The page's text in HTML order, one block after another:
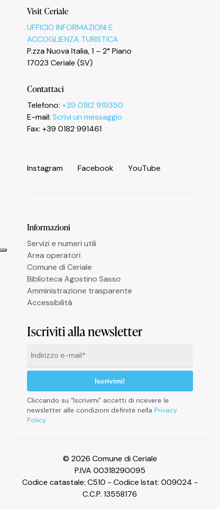
Visit Ceriale
UFFICIO INFORMAZIONI E
ACCOGLIENZA TURISTICA
P.zza Nuova Italia, 1 – 2° Piano
17023 Ceriale (SV)
Contattaci
Telefono: +39 0182 919350
E-mail: Scrivi un messaggio
Fax: +39 0182 991461
Instagram Facebook YouTube
Informazioni
Servizi e numeri utili
Area operatori
Comune di Ceriale
Biblioteca Agostino Sasso
Amministrazione trasparente
Accessibilità
Iscriviti alla newsletter
Cliccando su “Iscrivimi” accetti di ricevere le
newsletter alle condizioni definite nella Privacy
Policy
© 2026 Comune di Ceriale
P.IVA 00318290095
Codice catastale: C510 - Codice Istat: 009024 -
C.C.P. 13558176